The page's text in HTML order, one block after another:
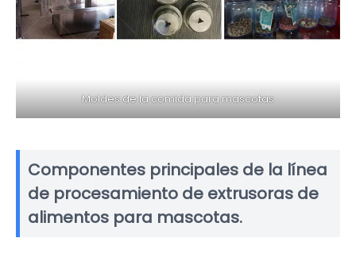
Moldes de la comida para mascotas
Componentes principales de la línea
de procesamiento de extrusoras de
alimentos para mascotas.